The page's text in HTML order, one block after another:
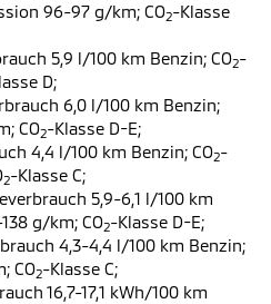
96-97 g/km; CO2-Klasse
5,9 l/100 km Benzin; CO2-
D;
6,0 l/100 km Benzin;
CO2-Klasse D-E;
4,4 l/100 km Benzin; CO2-
2-Klasse C;
5,9-6,1 l/100 km
g/km; CO2-Klasse D-E;
4,3-4,4 l/100 km Benzin;
CO2-Klasse C;
16,7-17,1 kWh/100 km